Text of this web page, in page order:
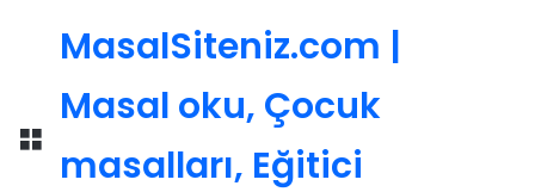
Menü
MasalSiteniz.com |
Masal oku, Çocuk
masalları, Eğitici